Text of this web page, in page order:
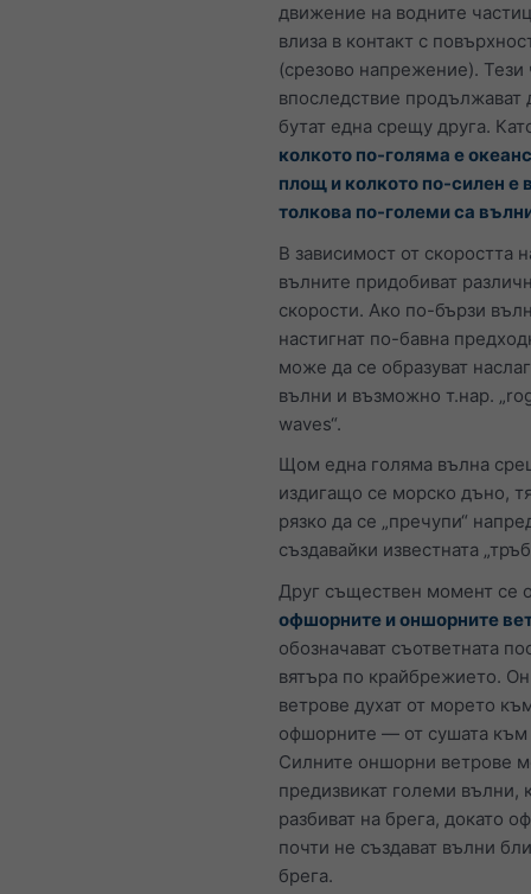
движение на водните
влиза в контакт с
(срезово напрежение). Тези
впоследствие продължават
бутат една срещу друга.
колкото по-голяма е
площ и колкото по-силен е
толкова по-големи са
В зависимост от скоростта
вълните придобиват
скорости. Ако по-бързи
настигнат по-бавна
може да се образуват
вълни и възможно т.нар.
waves“.
Щом една голяма вълна
издигащо се морско дъно,
рязко да се „пречупи“
създавайки известната
Друг съществен момент се
офшорните и оншорните
обозначават съответната
вятъра по крайбрежието.
ветрове духат от морето
офшорните — от сушата
Силните оншорни ветрове
предизвикат големи вълни,
разбиват на брега, докато
почти не създават вълни
брега.